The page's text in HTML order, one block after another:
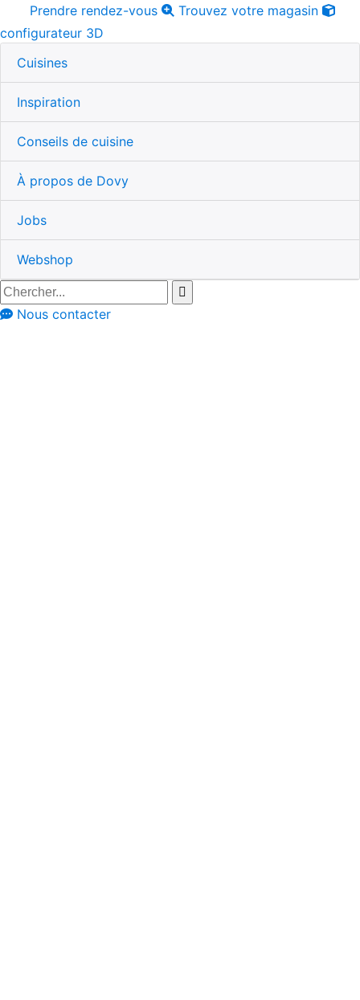
Prendre rendez-vous
Trouvez votre magasin
configurateur 3D
Cuisines
Inspiration
Conseils de cuisine
À propos de Dovy
Jobs
Webshop
Nous contacter